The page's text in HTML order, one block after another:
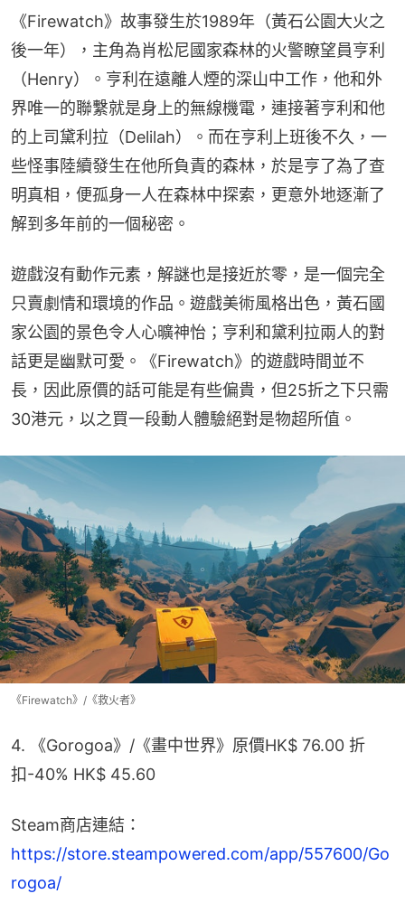
《Firewatch》故事發生於1989年（黃石公園大火之
後一年），主角為肖松尼國家森林的火警瞭望員亨利
（Henry）。亨利在遠離人煙的深山中工作，他和外
界唯一的聯繫就是身上的無線機電，連接著亨利和他
的上司黛利拉（Delilah）。而在亨利上班後不久，一
些怪事陸續發生在他所負責的森林，於是亨了為了查
明真相，便孤身一人在森林中探索，更意外地逐漸了
解到多年前的一個秘密。
遊戲沒有動作元素，解謎也是接近於零，是一個完全
只賣劇情和環境的作品。遊戲美術風格出色，黃石國
家公園的景色令人心曠神怡；亨利和黛利拉兩人的對
話更是幽默可愛。《Firewatch》的遊戲時間並不
長，因此原價的話可能是有些偏貴，但25折之下只需
30港元，以之買一段動人體驗絕對是物超所值。
《Firewatch》/《救火者》
4. 《Gorogoa》/《畫中世界》原價HK$ 76.00 折
扣-40% HK$ 45.60
Steam商店連結：
https://store.steampowered.com/app/557600/Go
rogoa/